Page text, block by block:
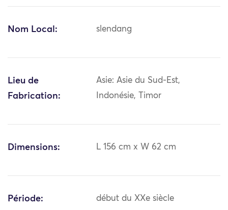
Nom Local: slendang
Lieu de
Fabrication:
Asie: Asie du Sud-Est,
Indonésie, Timor
Dimensions: L 156 cm x W 62 cm
Période: début du XXe siècle